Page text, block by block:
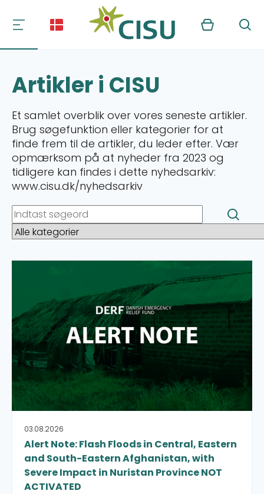
Kurv Søg
Artikler i CISU
Et samlet overblik over vores seneste artikler.
Brug søgefunktion eller kategorier for at
finde frem til de artikler, du leder efter. Vær
opmærksom på at nyheder fra 2023 og
tidligere kan findes i dette nyhedsarkiv:
www.cisu.dk/nyhedsarkiv
03.08.2026
Alert Note: Flash Floods in Central, Eastern
and South-Eastern Afghanistan, with
Severe Impact in Nuristan Province NOT
ACTIVATED